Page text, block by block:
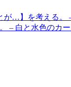
が…】を考える。
– 白と水色のカ